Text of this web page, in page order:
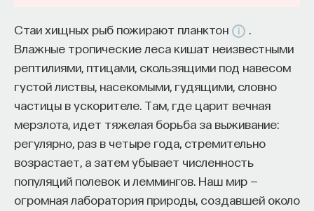
Стаи хищных рыб пожирают планктон
Влажные тропические леса кишат неизвестными
рептилиями, птицами, скользящими под навесом
густой листвы, насекомыми, гудящими, словно
частицы в ускорителе. Там, где царит вечная
мерзлота, идет тяжелая борьба за выживание:
регулярно, раз в четыре года, стремительно
возрастает, а затем убывает численность
популяций полевок и леммингов. Наш мир —
огромная лаборатория природы, создавшей около
и эмоций с активностью нейромедиаторов
мозга
Автор курса:
биологических наук, профессор кафедры
физиологии человека и животных биологического
3/10/2025
НАПИСАТЬ НАМ
Целью агента является максимизация
суммарного вознаграждения, которое
он получает в результате достаточно длинного
взаимодействия в этой среде. В обучении
с подкреплением небольшой промежуток
действия агента принято называть эпизодом.
Он может заканчиваться терминальным
состоянием или целевым состоянием, когда агент
достиг конечного результата.